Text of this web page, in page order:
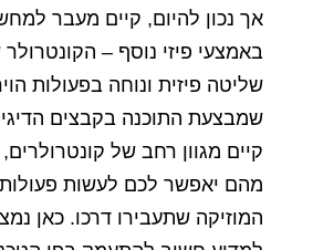
אך נכון להיום, קיים מעבר
באמצעי פיזי נוסף –
שליטה פיזית ונוחה בפעולות
שמבצעת התוכנה בקבצים
קיים מגוון רחב של
מהם יאפשר לכם לעשות
המוזיקה שתעבירו דרכו. כאן